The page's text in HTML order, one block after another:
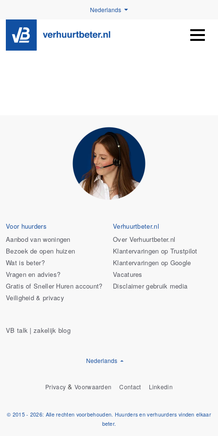
Nederlands
Voor huurders
Aanbod van woningen
Bezoek de open huizen
Wat is beter?
Vragen en advies?
Gratis of Sneller Huren account?
Veiligheid & privacy
Verhuurtbeter.nl
Over Verhuurtbeter.nl
Klantervaringen op Trustpilot
Klantervaringen op Google
Vacatures
Disclaimer gebruik media
VB talk | zakelijk blog
Nederlands
Privacy &Voorwaarden Contact Linkedin
© 2015 - 2026: Alle rechten voorbehouden. Huurders en verhuurders vinden elkaar
beter.